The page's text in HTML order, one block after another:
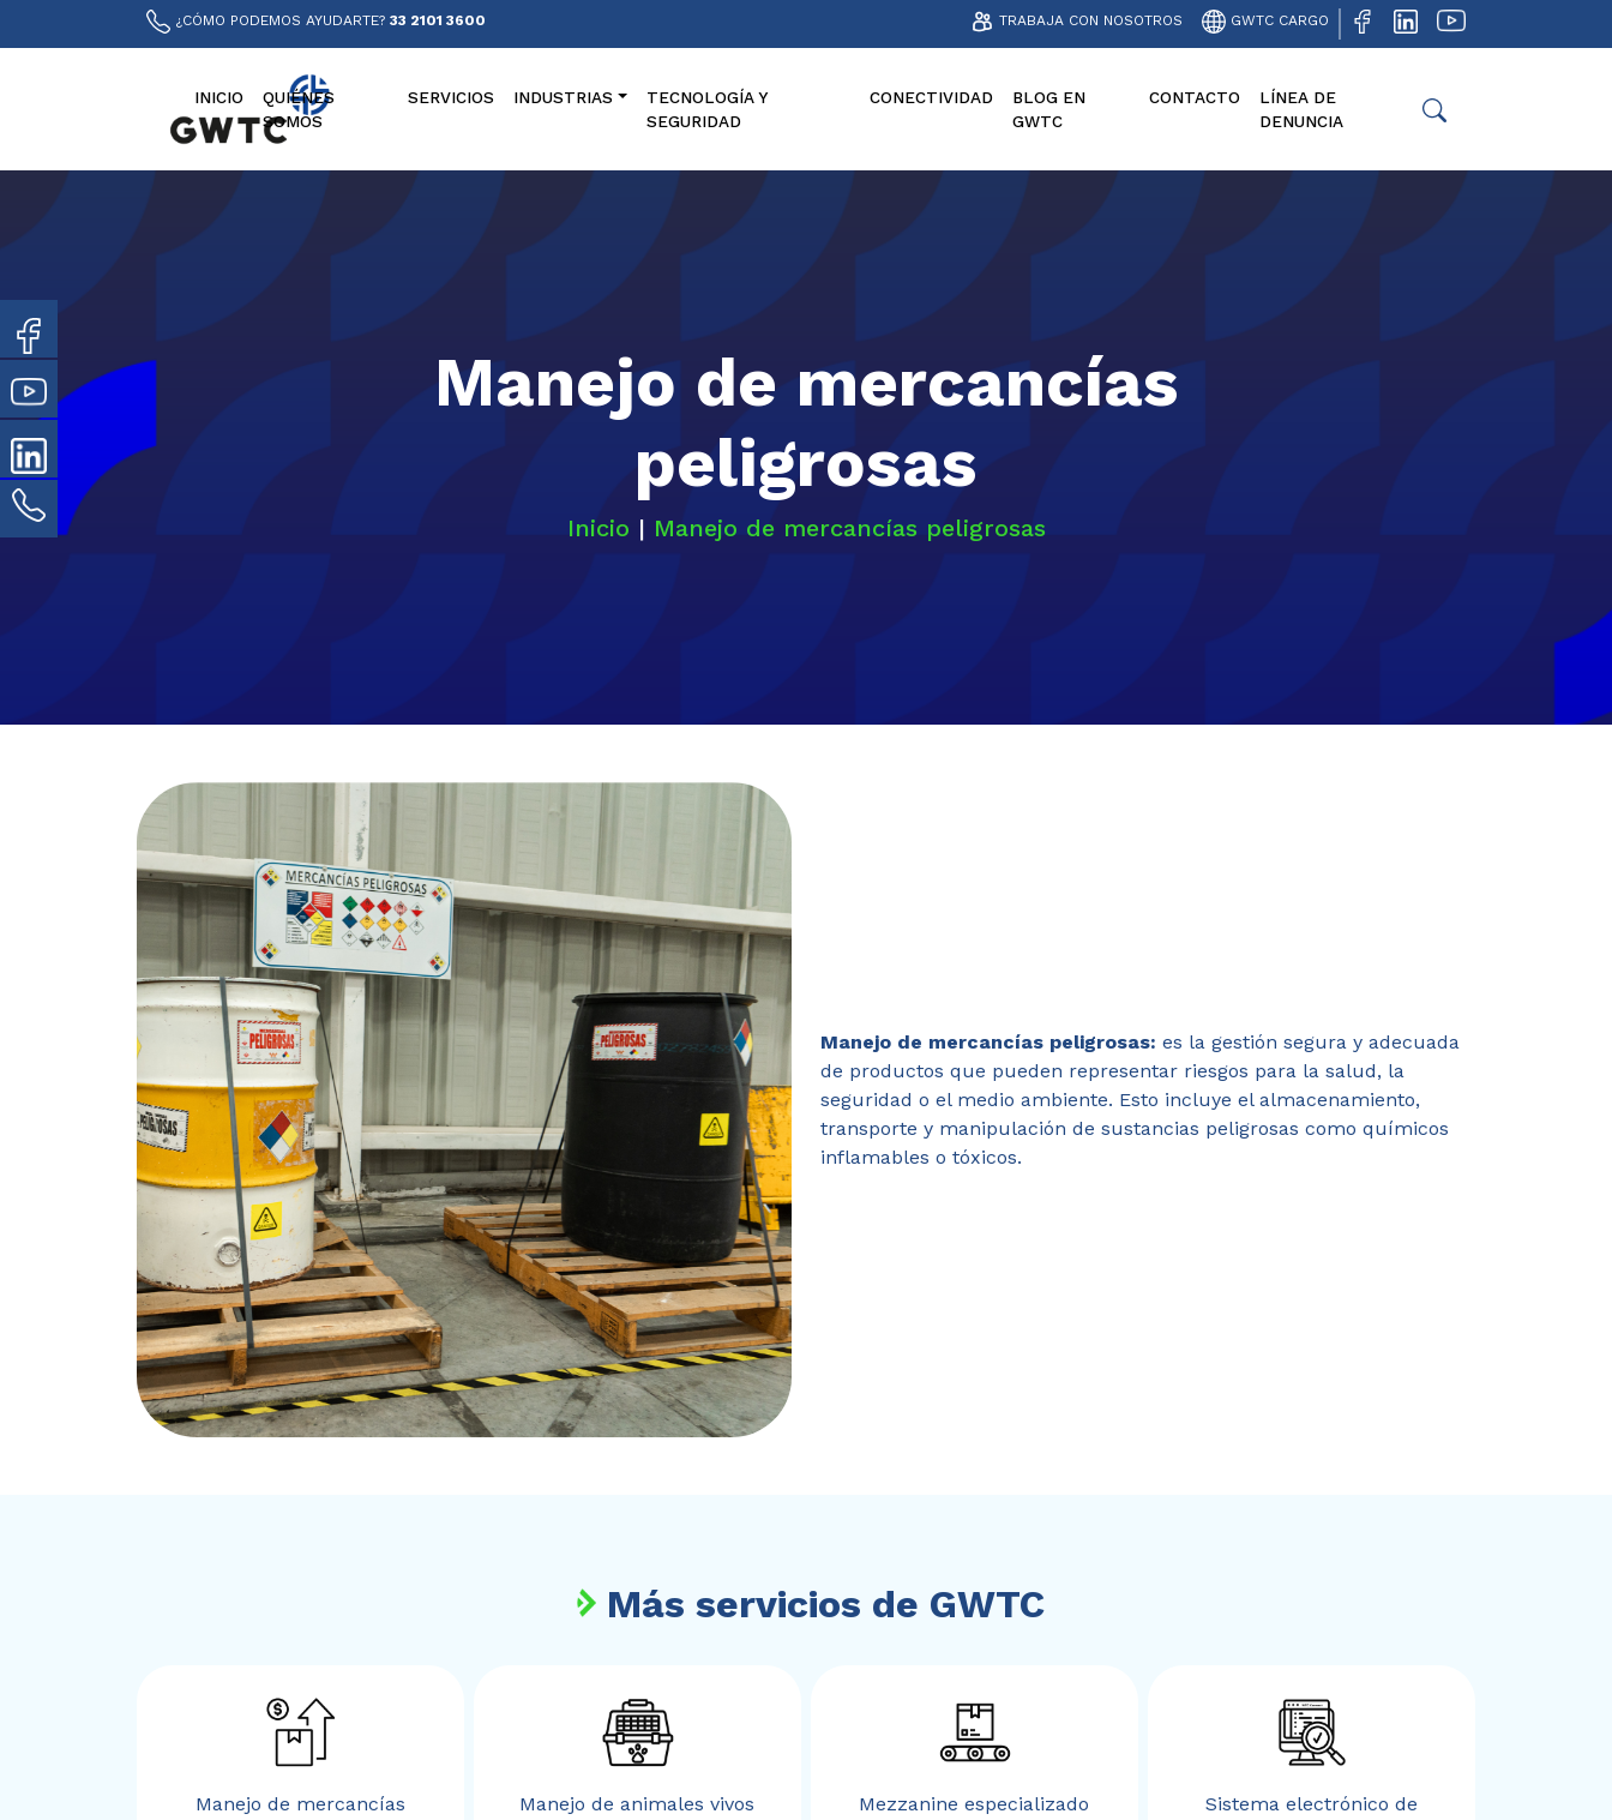
¿CÓMO PODEMOS AYUDARTE? 33 2101 3600 TRABAJA CON NOSOTROS GWTC CARGO
INICIO
QUIÉNES
SOMOS
SERVICIOS INDUSTRIAS
TECNOLOGÍA Y
SEGURIDAD
CONECTIVIDAD
BLOG EN
GWTC
CONTACTO
LÍNEA DE
DENUNCIA
Manejo de mercancías
peligrosas
Inicio | Manejo de mercancías peligrosas
Manejo de mercancías peligrosas: es la gestión segura y adecuada
de productos que pueden representar riesgos para la salud, la
seguridad o el medio ambiente. Esto incluye el almacenamiento,
transporte y manipulación de sustancias peligrosas como químicos
inflamables o tóxicos.
Más servicios de GWTC
Manejo de mercancías
Manejo de animales vivos
Mezzanine especializado
Sistema electrónico de